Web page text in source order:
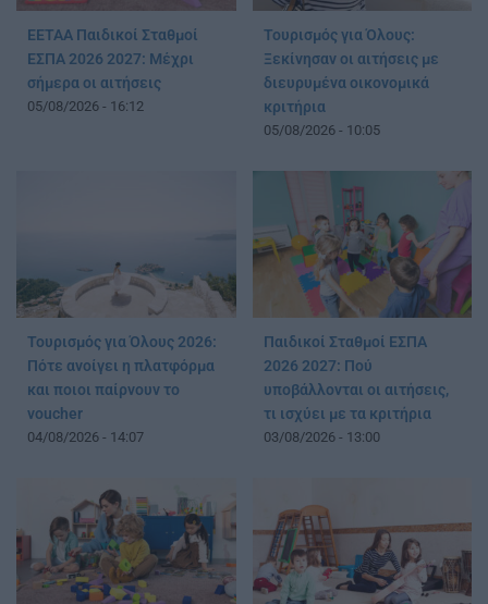
ΕΕΤΑΑ Παιδικοί Σταθμοί
ΕΣΠΑ 2026 2027: Μέχρι
σήμερα οι αιτήσεις
05/08/2026 - 16:12
Τουρισμός για Όλους:
Ξεκίνησαν οι αιτήσεις με
διευρυμένα οικονομικά
κριτήρια
05/08/2026 - 10:05
Τουρισμός για Όλους 2026:
Πότε ανοίγει η πλατφόρμα
και ποιοι παίρνουν το
voucher
04/08/2026 - 14:07
Παιδικοί Σταθμοί ΕΣΠΑ
2026 2027: Πού
υποβάλλονται οι αιτήσεις,
τι ισχύει με τα κριτήρια
03/08/2026 - 13:00